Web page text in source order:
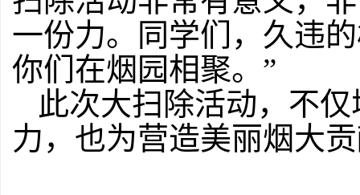
一份力。同学们，久违
你们在烟园相聚。 ”
此次大扫除活动，不
力，也为营造美丽烟大